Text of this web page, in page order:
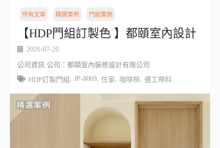
所有文章 精選案例 門組案例
【HDP門組訂製色 】都頤室內設計
2026-07-20
公司資訊 公司：都頤室內裝修設計有限公司
HDP訂製門組
JP-8069, 住家 咖啡棕 連工帶料